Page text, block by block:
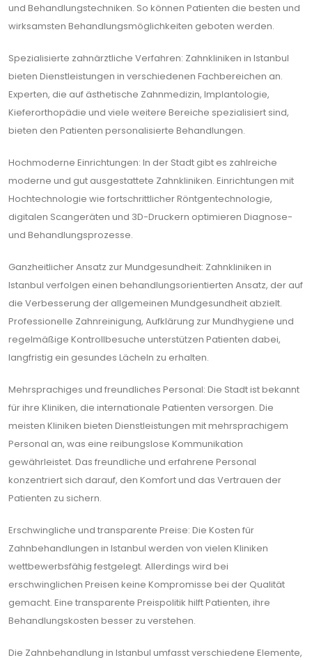
und Behandlungstechniken. So können Patienten die besten und
wirksamsten Behandlungsmöglichkeiten geboten werden.
Spezialisierte zahnärztliche Verfahren: Zahnkliniken in Istanbul
bieten Dienstleistungen in verschiedenen Fachbereichen an.
Experten, die auf ästhetische Zahnmedizin, Implantologie,
Kieferorthopädie und viele weitere Bereiche spezialisiert sind,
bieten den Patienten personalisierte Behandlungen.
Hochmoderne Einrichtungen: In der Stadt gibt es zahlreiche
moderne und gut ausgestattete Zahnkliniken. Einrichtungen mit
Hochtechnologie wie fortschrittlicher Röntgentechnologie,
digitalen Scangeräten und 3D-Druckern optimieren Diagnose-
und Behandlungsprozesse.
Ganzheitlicher Ansatz zur Mundgesundheit: Zahnkliniken in
Istanbul verfolgen einen behandlungsorientierten Ansatz, der auf
die Verbesserung der allgemeinen Mundgesundheit abzielt.
Professionelle Zahnreinigung, Aufklärung zur Mundhygiene und
regelmäßige Kontrollbesuche unterstützen Patienten dabei,
langfristig ein gesundes Lächeln zu erhalten.
Mehrsprachiges und freundliches Personal: Die Stadt ist bekannt
für ihre Kliniken, die internationale Patienten versorgen. Die
meisten Kliniken bieten Dienstleistungen mit mehrsprachigem
Personal an, was eine reibungslose Kommunikation
gewährleistet. Das freundliche und erfahrene Personal
konzentriert sich darauf, den Komfort und das Vertrauen der
Patienten zu sichern.
Erschwingliche und transparente Preise: Die Kosten für
Zahnbehandlungen in Istanbul werden von vielen Kliniken
wettbewerbsfähig festgelegt. Allerdings wird bei
erschwinglichen Preisen keine Kompromisse bei der Qualität
gemacht. Eine transparente Preispolitik hilft Patienten, ihre
Behandlungskosten besser zu verstehen.
Die Zahnbehandlung in Istanbul umfasst verschiedene Elemente,